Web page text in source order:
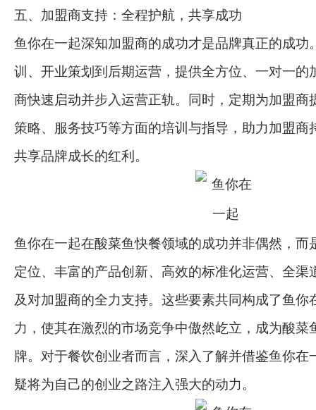
五、加盟商支持：全程护航，共享成功
鱼你在一起深知加盟商的成功才是品牌真正的成功
训、开业策划到后期运营，提供全方位、一对一的
商快速启动并步入运营正轨。同时，定期为加盟商
策略、服务技巧等方面的培训与指导，助力加盟商
共享品牌成长的红利。
鱼你在一起在酸菜鱼快餐领域的成功并非偶然，而
定位、丰富的产品创新、高效的标准化运营、全渠
及对加盟商的全力支持。这些要素共同构成了鱼你
力，使其在激烈的市场竞争中傲然屹立，成为酸菜
牌。对于餐饮创业者而言，深入了解并借鉴鱼你在
疑将为自己的创业之路注入强大的动力。